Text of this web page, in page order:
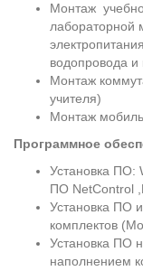
Монтаж
лабораторной
водопровода и
Монтаж
учителя)
Монтаж
Программное
Установка ПО:
ПО NetControl
Установка ПО
комплектов
Установка ПО
наполнением